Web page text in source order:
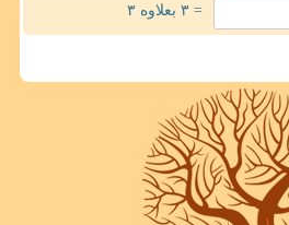
= ۳ بعلاوه ۳